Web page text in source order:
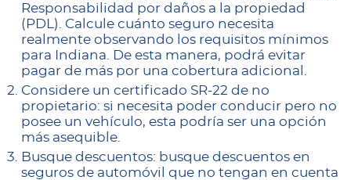
Responsabilidad por daños a la propiedad
(PDL). Calcule cuánto seguro necesita
realmente observando los requisitos mínimos
para Indiana. De esta manera, podrá evitar
pagar de más por una cobertura adicional.
Considere un certificado SR-22 de no
propietario: si necesita poder conducir pero no
posee un vehículo, esta podría ser una opción
más asequible.
Busque descuentos: busque descuentos en
seguros de automóvil que no tengan en cuenta